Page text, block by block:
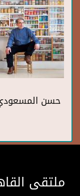
حسن
ملتقى